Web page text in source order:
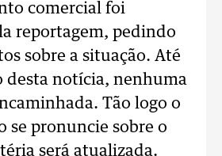
comercial foi
reportagem, pedindo
sobre a situação. Até
desta notícia, nenhuma
Tão logo o
se pronuncie sobre o
será atualizada.